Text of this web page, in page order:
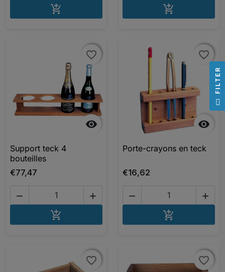
 

favorite_border
favorite_border
Support teck 4
bouteilles
€77,47
 


favorite_border
favorite_border
Porte-crayons en teck
€16,62
 

favorite_border
favorite_border favorite_border
favorite_border
R